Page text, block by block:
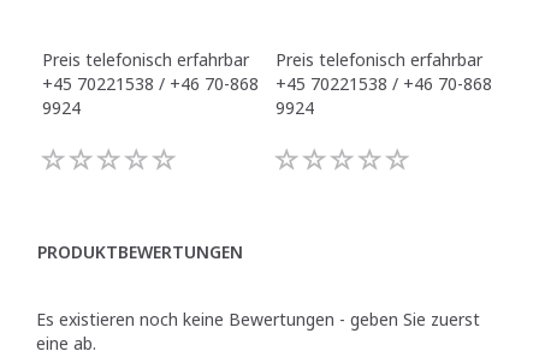
Preis telefonisch erfahrbar
+45 70221538 / +46 70-868
9924
Preis telefonisch erfahrbar
+45 70221538 / +46 70-868
9924
PRODUKTBEWERTUNGEN
Es existieren noch keine Bewertungen - geben Sie zuerst
eine ab.